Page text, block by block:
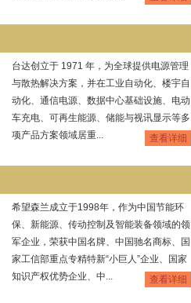
台达创立于 1971 年，为全球提供电源管理
与散热解决方案，并在工业自动化、楼宇自
动化、通信电源、数据中心基础设施、电动
车充电、可再生能源、储能与视讯显示等多
项产品方案领域居重...
查看详细
希望森兰成立于1998年，作为中国节能环
保、新能源、传动控制及智能装备领域的领
军企业，荣获中国名牌、中国驰名商标、国
家工信部重点专精特新“小巨人”企业、国家
知识产权优势企业、中...
查看详细